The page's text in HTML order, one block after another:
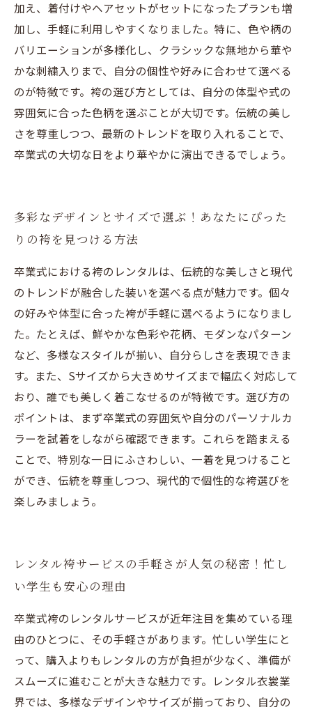
加え、着付けやヘアセットがセットになったプランも増
加し、手軽に利用しやすくなりました。特に、色や柄の
バリエーションが多様化し、クラシックな無地から華や
かな刺繍入りまで、自分の個性や好みに合わせて選べる
のが特徴です。袴の選び方としては、自分の体型や式の
雰囲気に合った色柄を選ぶことが大切です。伝統の美し
さを尊重しつつ、最新のトレンドを取り入れることで、
卒業式の大切な日をより華やかに演出できるでしょう。
多彩なデザインとサイズで選ぶ！あなたにぴった
りの袴を見つける方法
卒業式における袴のレンタルは、伝統的な美しさと現代
のトレンドが融合した装いを選べる点が魅力です。個々
の好みや体型に合った袴が手軽に選べるようになりまし
た。たとえば、鮮やかな色彩や花柄、モダンなパターン
など、多様なスタイルが揃い、自分らしさを表現できま
す。また、Sサイズから大きめサイズまで幅広く対応して
おり、誰でも美しく着こなせるのが特徴です。選び方の
ポイントは、まず卒業式の雰囲気や自分のパーソナルカ
ラーを試着をしながら確認できます。これらを踏まえる
ことで、特別な一日にふさわしい、一着を見つけること
ができ、伝統を尊重しつつ、現代的で個性的な袴選びを
楽しみましょう。
レンタル袴サービスの手軽さが人気の秘密！忙し
い学生も安心の理由
卒業式袴のレンタルサービスが近年注目を集めている理
由のひとつに、その手軽さがあります。忙しい学生にと
って、購入よりもレンタルの方が負担が少なく、準備が
スムーズに進むことが大きな魅力です。レンタル衣裳業
界では、多様なデザインやサイズが揃っており、自分の